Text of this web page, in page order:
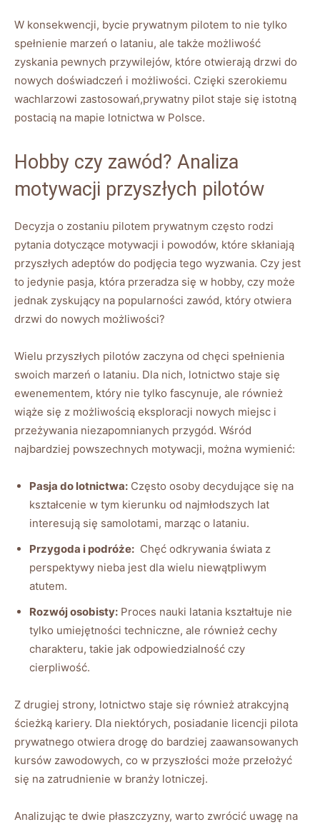
W konsekwencji, bycie‍ prywatnym‍ pilotem​ to nie tylko
spełnienie marzeń o lataniu, ale także możliwość
zyskania​ pewnych przywilejów, które‌ otwierają drzwi do
nowych ⁢doświadczeń i możliwości. Czięki ‍szerokiemu
wachlarzowi zastosowań,prywatny pilot⁣ staje się istotną
postacią na mapie lotnictwa w ⁤Polsce.
Hobby czy zawód? Analiza
motywacji przyszłych⁢ pilotów
Decyzja o⁣ zostaniu pilotem prywatnym często rodzi
‍pytania dotyczące‌ motywacji i powodów, które‍ skłaniają
przyszłych adeptów ⁣do podjęcia tego wyzwania. Czy‌ jest
to jedynie pasja, która przeradza się w ⁣hobby, czy może
jednak zyskujący na⁢ popularności zawód, który ‍otwiera
drzwi do nowych możliwości?
Wielu ‍przyszłych ⁣pilotów zaczyna od chęci spełnienia‌
swoich marzeń o lataniu. Dla‍ nich, lotnictwo‍ staje się
‌ewenementem, który nie⁤ tylko fascynuje, ale również
wiąże się ‌z możliwością eksploracji nowych miejsc i⁤
przeżywania niezapomnianych przygód. ‍Wśród
najbardziej powszechnych motywacji, można wymienić:
Pasja do lotnictwa: Często osoby ‍decydujące się ⁣na
kształcenie w tym kierunku‌ od najmłodszych lat⁢
interesują‍ się​ samolotami, marząc o lataniu.
Przygoda ⁣i podróże: ​ Chęć odkrywania świata z
⁤perspektywy‌ nieba ⁤jest dla wielu niewątpliwym
atutem.
Rozwój ​osobisty: Proces nauki latania⁣ kształtuje nie​
tylko umiejętności techniczne, ale również cechy‍
charakteru, takie jak ​odpowiedzialność czy
cierpliwość.
Z drugiej strony, lotnictwo staje​ się również⁣ atrakcyjną
ścieżką ⁣kariery. ​Dla niektórych, posiadanie licencji pilota
prywatnego otwiera drogę‍ do bardziej ​zaawansowanych
kursów zawodowych, ⁢co w⁢ przyszłości może przełożyć
się na ‌zatrudnienie w branży ‌lotniczej.
Analizując te‍ dwie ⁢płaszczyzny,‍ warto zwrócić uwagę na⁣